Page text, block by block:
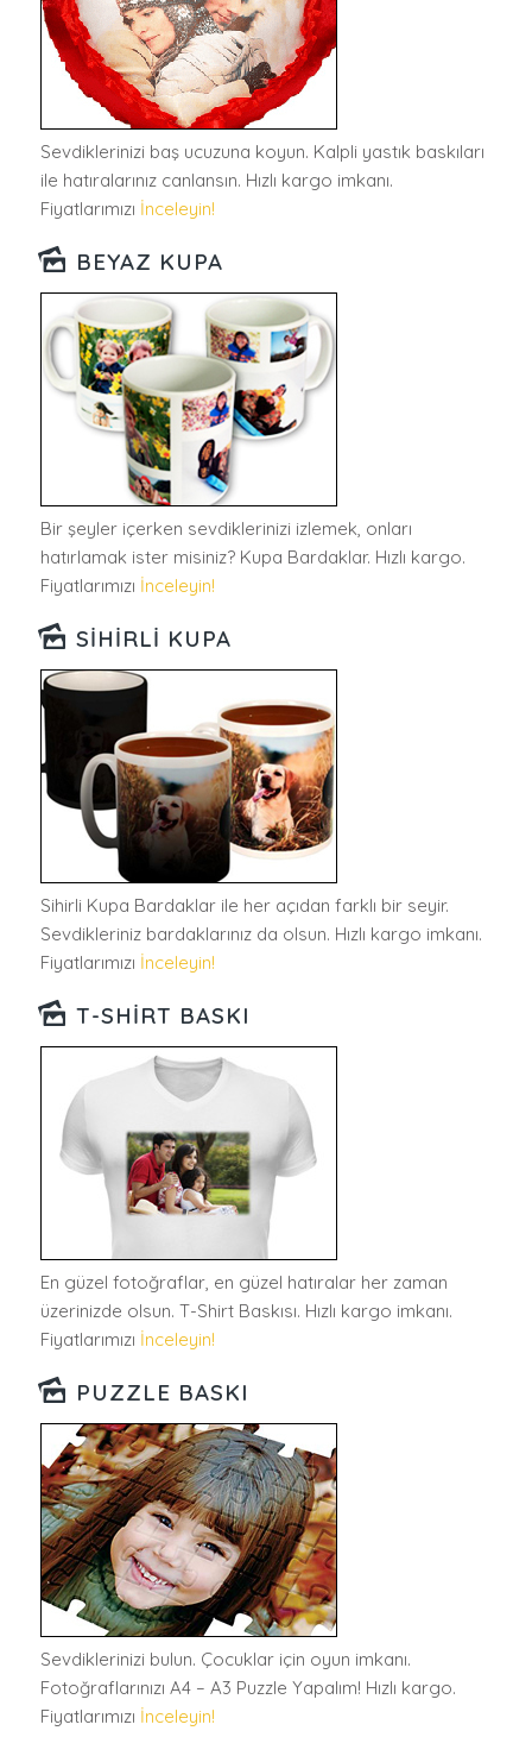
Sevdiklerinizi baş ucuzuna koyun. Kalpli yastık baskıları
ile hatıralarınız canlansın. Hızlı kargo imkanı.
Fiyatlarımızı İnceleyin!
BEYAZ KUPA
Bir şeyler içerken sevdiklerinizi izlemek, onları
hatırlamak ister misiniz? Kupa Bardaklar. Hızlı kargo.
Fiyatlarımızı İnceleyin!
SIHIRLI KUPA
Sihirli Kupa Bardaklar ile her açıdan farklı bir seyir.
Sevdikleriniz bardaklarınız da olsun. Hızlı kargo imkanı.
Fiyatlarımızı İnceleyin!
T-SHIRT BASKI
En güzel fotoğraflar, en güzel hatıralar her zaman
üzerinizde olsun. T-Shirt Baskısı. Hızlı kargo imkanı.
Fiyatlarımızı İnceleyin!
PUZZLE BASKI
Sevdiklerinizi bulun. Çocuklar için oyun imkanı.
Fotoğraflarınızı A4 – A3 Puzzle Yapalım! Hızlı kargo.
Fiyatlarımızı İnceleyin!